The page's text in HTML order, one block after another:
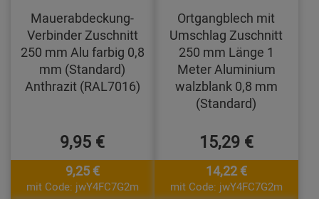
Mauerabdeckung-
Verbinder Zuschnitt
250 mm Alu farbig 0,8
mm (Standard)
Anthrazit (RAL7016)
9,95 €
9,25 €
mit Code: jwY4FC7G2m
Ortgangblech mit
Umschlag Zuschnitt
250 mm Länge 1
Meter Aluminium
walzblank 0,8 mm
(Standard)
15,29 €
14,22 €
mit Code: jwY4FC7G2m